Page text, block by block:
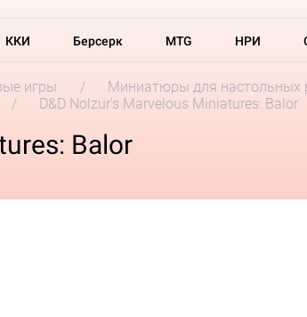
ККИ Берсерк MTG НРИ
игры
Миниатюры для настольных
D&D Nolzur's Marvelous Miniatures: Balor
Balor